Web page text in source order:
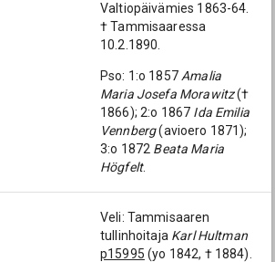
Valtiopäivämies 1863-64.
† Tammisaaressa
10.2.1890.
Pso: 1:o 1857 Amalia
Maria Josefa Morawitz(†
1866); 2:o 1867 Ida Emilia
Vennberg(avioero 1871);
3:o 1872 Beata Maria
Högfelt.
Veli: Tammisaaren
tullinhoitaja Karl Hultman
p15995 (yo 1842, † 1884).